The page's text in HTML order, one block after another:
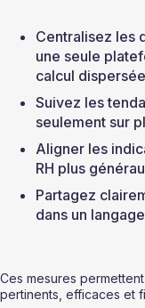
Centralisez les
une seule
calcul
Suivez les
seulement sur
Aligner les
RH plus
Partagez
dans un
Ces mesures
pertinents, efficaces et